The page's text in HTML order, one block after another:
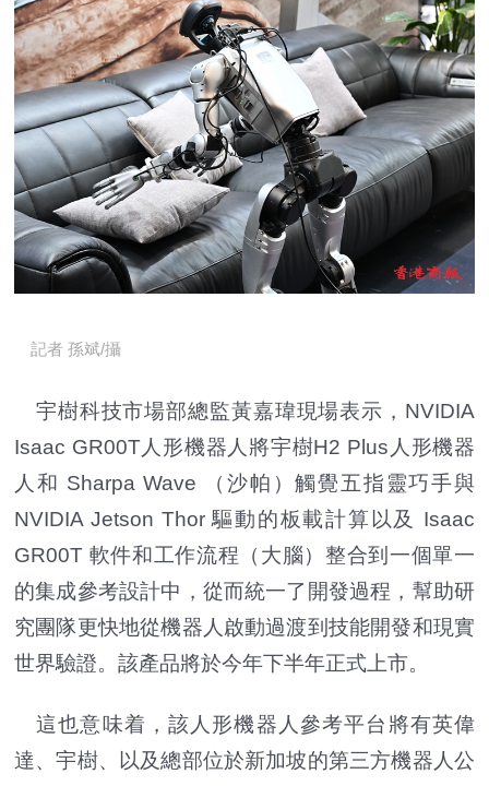
記者 孫斌/攝
宇樹科技市場部總監黃嘉瑋現場表示，NVIDIA
Isaac GR00T人形機器人將宇樹H2 Plus人形機器
人和 Sharpa Wave （沙帕）觸覺五指靈巧手與
NVIDIA Jetson Thor 驅動的板載計算以及 Isaac
GR00T 軟件和工作流程（大腦）整合到一個單一
的集成參考設計中，從而統一了開發過程，幫助研
究團隊更快地從機器人啟動過渡到技能開發和現實
世界驗證。該產品將於今年下半年正式上市。
這也意味着，該人形機器人參考平台將有英偉
達、宇樹、以及總部位於新加坡的第三方機器人公